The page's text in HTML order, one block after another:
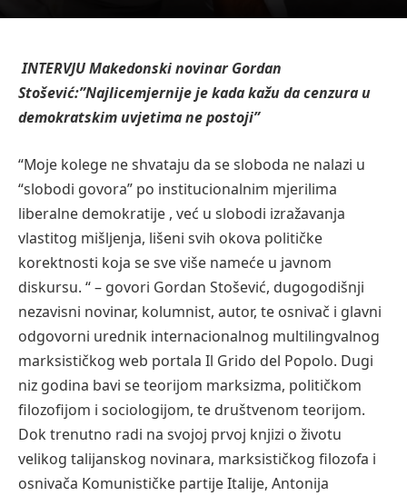
INTERVJU Makedonski novinar Gordan
Stošević:”Najlicemjernije je kada kažu da cenzura u
demokratskim uvjetima ne postoji”
“Moje kolege ne shvataju da se sloboda ne nalazi u
“slobodi govora” po institucionalnim mjerilima
liberalne demokratije , već u slobodi izražavanja
vlastitog mišljenja, lišeni svih okova političke
korektnosti koja se sve više nameće u javnom
diskursu. “ – govori Gordan Stošević, dugogodišnji
nezavisni novinar, kolumnist, autor, te osnivač i glavni
odgovorni urednik internacionalnog multilingvalnog
marksističkog web portala Il Grido del Popolo. Dugi
niz godina bavi se teorijom marksizma, političkom
filozofijom i sociologijom, te društvenom teorijom.
Dok trenutno radi na svojoj prvoj knjizi o životu
velikog talijanskog novinara, marksističkog filozofa i
osnivača Komunističke partije Italije, Antonija